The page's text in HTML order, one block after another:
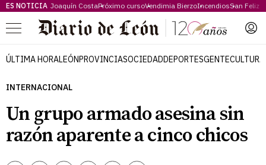
ES NOTICIA Joaquín CostaPróximo cursoVendimia BierzoIncendiosSan Feliz
Menú
ÚLTIMA HORALEÓNPROVINCIASOCIEDADDEPORTESGENTECULTURA
INTERNACIONAL
Un grupo armado asesina sin
razón aparente a cinco chicos